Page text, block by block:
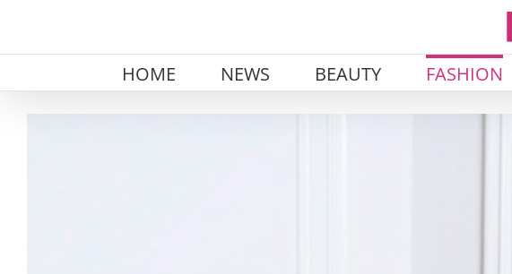
HOME NEWS BEAUTY FASHION